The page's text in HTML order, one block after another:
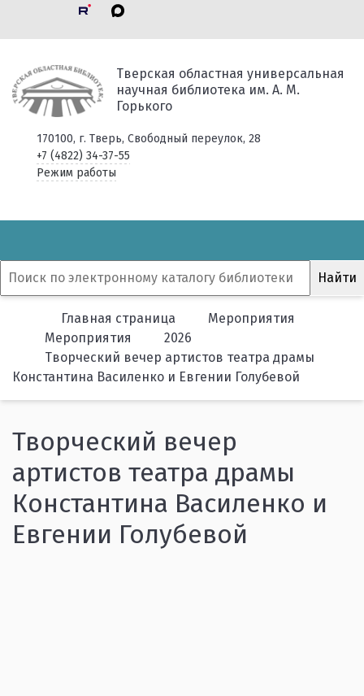
Тверская областная универсальная
научная библиотека им. А. М.
Горького
170100, г. Тверь, Свободный переулок, 28
+7 (4822) 34-37-55
Режим работы
Главная страница
Мероприятия
Мероприятия
2026
Творческий вечер артистов театра драмы
Константина Василенко и Евгении Голубевой
Творческий вечер
артистов театра драмы
Константина Василенко и
Евгении Голубевой